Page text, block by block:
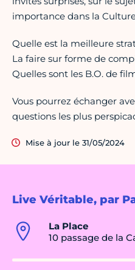
Live Véritable, par
La Place
10 passage de la
importance dans la
Quelle est la meilleure
La faire sur forme de
Quelles sont les B.O. de
Vous pourrez échanger
questions les plus
Mise à jour le 31/05/2024